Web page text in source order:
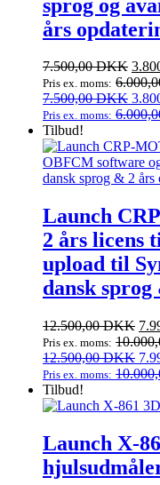
sprog og
års
7.500,00DKK Den
pris
var:
Pris ex. moms:
7.500,00DKK Den
var:
Pris ex. moms:
Tilbud!
Launch
2 års licens
upload til
dansk
12.500,00DKK
pris
var:
Pris ex. moms:
12.500,00DKK
var:
Pris ex. moms:
Tilbud!
Launch X-